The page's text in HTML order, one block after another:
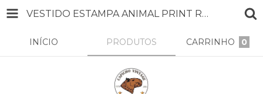
VESTIDO ESTAMPA ANIMAL PRINT RECORTE COURO
INÍCIO PRODUTOS CARRINHO 0